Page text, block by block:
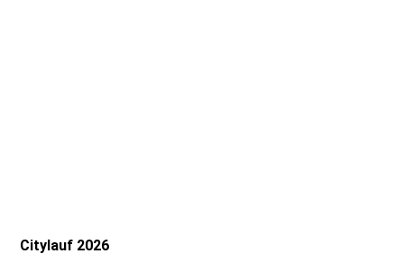
Citylauf 2026